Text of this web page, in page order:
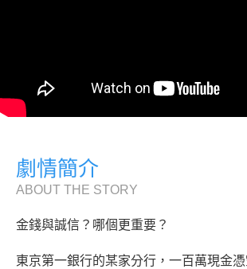
劇情簡介
ABOUT THE STORY
金錢與誠信？哪個更重要？
東京第一銀行的某家分行，一百萬現金